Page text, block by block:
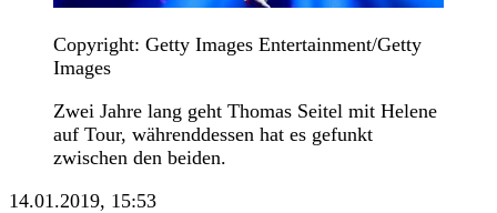
Copyright: Getty Images Entertainment/Getty
Images
Zwei Jahre lang geht Thomas Seitel mit Helene
auf Tour, währenddessen hat es gefunkt
zwischen den beiden.
14.01.2019, 15:53